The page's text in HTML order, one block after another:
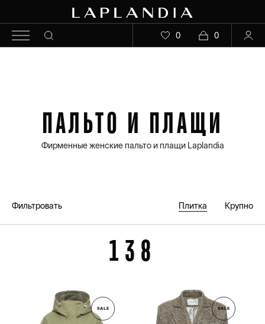
0 0
ПАЛЬТО И ПЛАЩИ
Фирменные женские пальто и плащи Laplandia
Фильтровать Плитка Крупно
138
SALE SALE